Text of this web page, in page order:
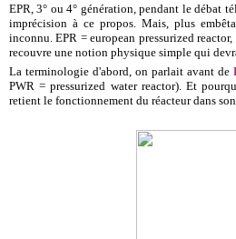
EPR, 3° ou 4° génération, pendant le débat
imprécision à ce propos. Mais, plus
inconnu. EPR = european pressurized
recouvre une notion physique simple qui
La terminologie d'abord, on parlait avant de
PWR = pressurized water reactor). Et
retient le fonctionnement du réacteur dans